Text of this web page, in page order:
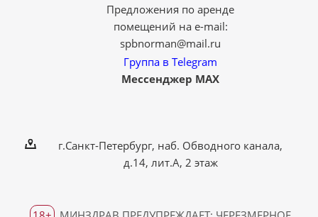
Предложения по аренде
помещений на e-mail:
spbnorman@mail.ru
Группа в Telegram
Мессенджер MAX
г.Санкт-Петербург, наб. Обводного канала,
д.14, лит.А, 2 этаж